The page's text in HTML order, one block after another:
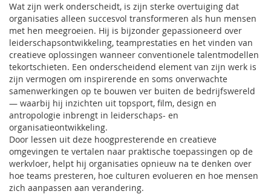
Wat zijn werk onderscheidt, is zijn sterke overtuiging dat
organisaties alleen succesvol transformeren als hun mensen
met hen meegroeien. Hij is bijzonder gepassioneerd over
leiderschapsontwikkeling, teamprestaties en het vinden van
creatieve oplossingen wanneer conventionele talentmodellen
tekortschieten. Een onderscheidend element van zijn werk is
zijn vermogen om inspirerende en soms onverwachte
samenwerkingen op te bouwen ver buiten de bedrijfswereld
— waarbij hij inzichten uit topsport, film, design en
antropologie inbrengt in leiderschaps- en
organisatieontwikkeling.
Door lessen uit deze hoogpresterende en creatieve
omgevingen te vertalen naar praktische toepassingen op de
werkvloer, helpt hij organisaties opnieuw na te denken over
hoe teams presteren, hoe culturen evolueren en hoe mensen
zich aanpassen aan verandering.